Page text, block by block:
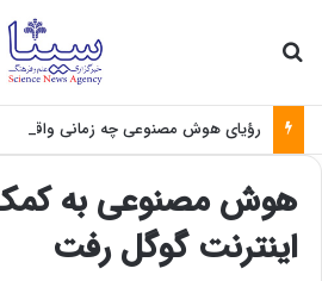
رؤیای هوش مصنوعی چه زمانی واقعی
هوش مصنوعی به
اینترنت گوگل رفت